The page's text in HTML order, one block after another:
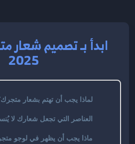
ابدأ بـ تصميم شعار
2025
لماذا يجب أن تهتم بشعار
العناصر التي تجعل شعارك لا
ماذا يجب أن يظهر في لوجو